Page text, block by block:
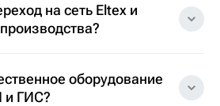
на сеть Eltex и
оборудование
и ГИС?